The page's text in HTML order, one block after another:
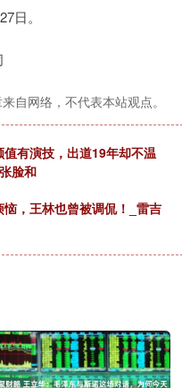
日。
自网络，不代表本站观点。
有演技，出道19年却不温
脸和
，王林也曾被调侃！_雷吉